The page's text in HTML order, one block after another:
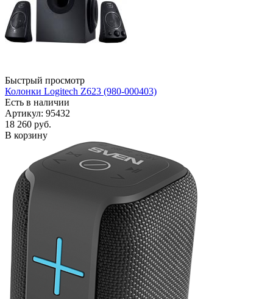
Быстрый просмотр
Колонки Logitech Z623 (980-000403)
Есть в наличии
Артикул: 95432
18 260 руб.
В корзину